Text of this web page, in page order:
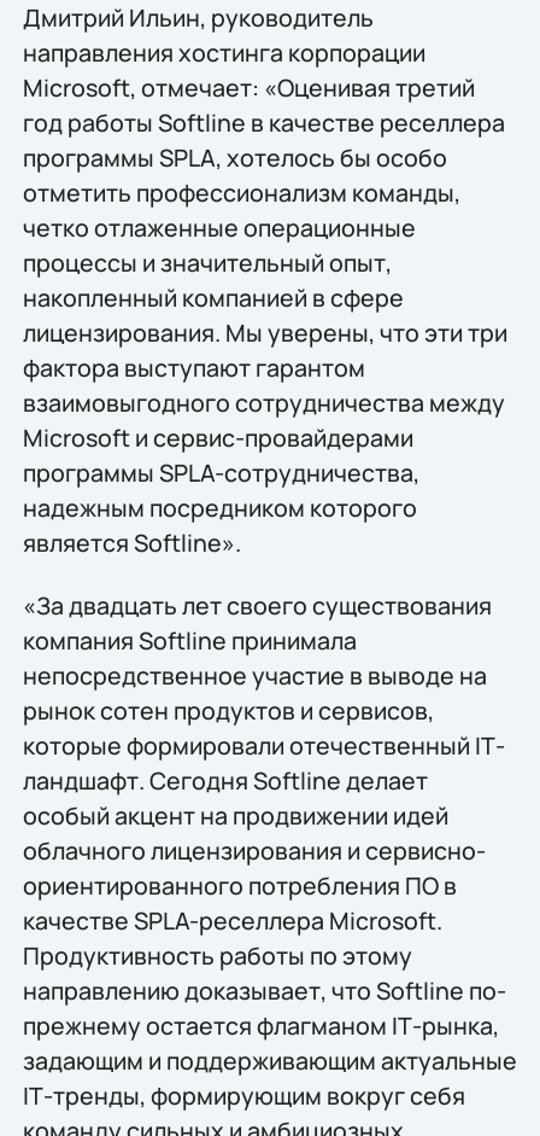
Дмитрий Ильин, руководитель
направления хостинга корпорации
Microsoft, отмечает: «Оценивая третий
год работы Softline в качестве реселлера
программы SPLA, хотелось бы особо
отметить профессионализм команды,
четко отлаженные операционные
процессы и значительный опыт,
накопленный компанией в сфере
лицензирования. Мы уверены, что эти три
фактора выступают гарантом
взаимовыгодного сотрудничества между
Microsoft и сервис-провайдерами
программы SPLA-сотрудничества,
надежным посредником которого
является Softline».
«За двадцать лет своего существования
компания Softline принимала
непосредственное участие в выводе на
рынок сотен продуктов и сервисов,
которые формировали отечественный IТ-
ландшафт. Сегодня Softline делает
особый акцент на продвижении идей
облачного лицензирования и сервисно-
ориентированного потребления ПО в
качестве SPLA-реселлера Microsoft.
Продуктивность работы по этому
направлению доказывает, что Softline по-
прежнему остается флагманом IТ-рынка,
задающим и поддерживающим актуальные
IТ-тренды, формирующим вокруг себя